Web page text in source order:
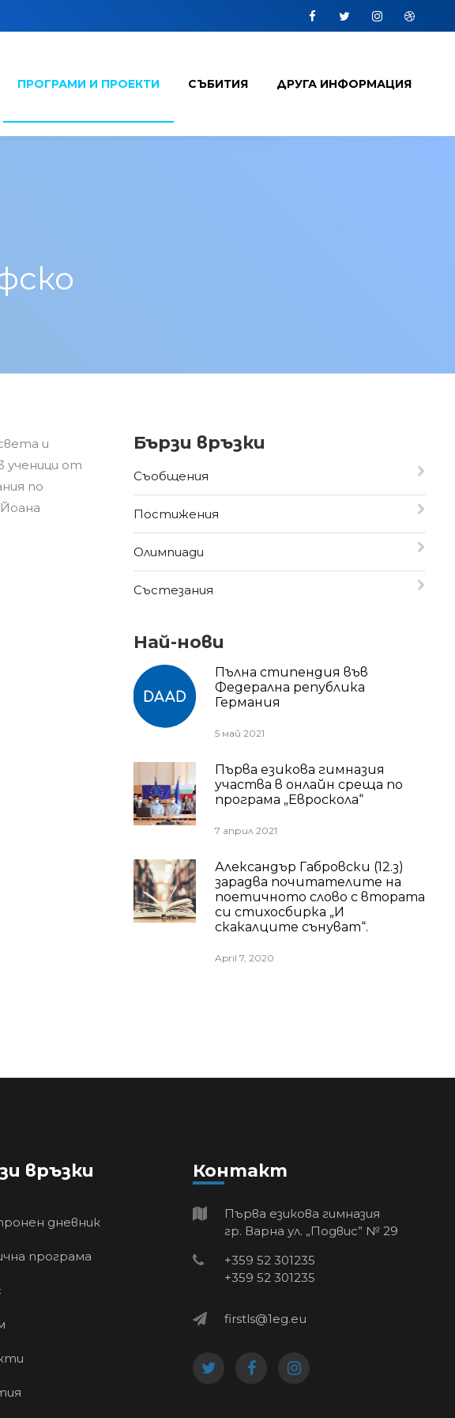
FacebookTwitterInstagram
ПРОГРАМИ И ПРОЕКТИ СЪБИТИЯ ДРУГА ИНФОРМАЦИЯ
и
ученици от
по
Бързи връзки
Съобщения
Постижения
Олимпиади
Състезания
Най-нови
Пълна стипендия във
Федерална република
Германия
5 май 2021
Първа езикова гимназия
участва в онлайн среща по
програма „Евроскола“
7 април 2021
Александър Габровски (12.з)
зарадва почитателите на
поетичното слово с втората
си стихосбирка „И
скакалците сънуват“.
April 7, 2020
връзки
дневник
програма
Контакт
Първа езикова гимназия
гр. Варна ул. „Подвис” № 29
+359 52 301235
+359 52 301235
firstls@1eg.eu